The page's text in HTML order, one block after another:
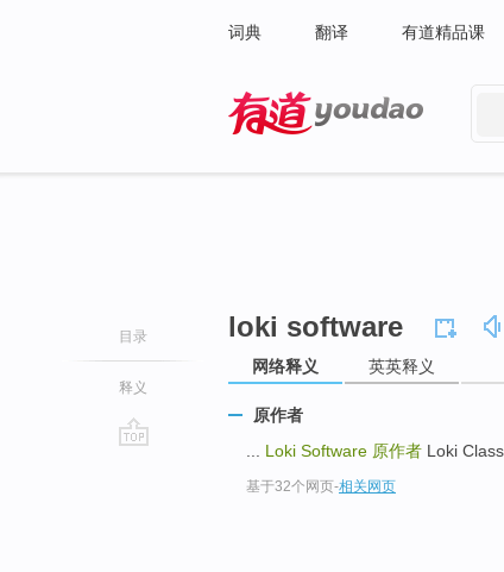
词典 翻译 有道精品课
目录
释义
loki software
网络释义 英英释义
原作者
Loki Software 原作者 Loki
基于32个网页-相关网页